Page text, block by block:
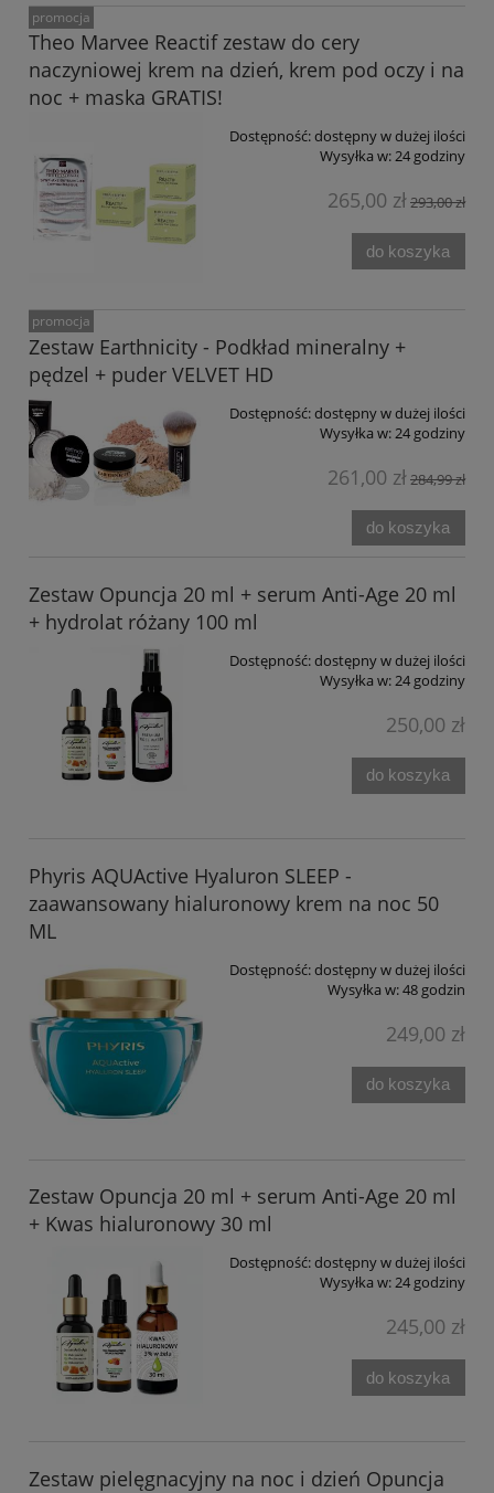
Theo Marvee Reactif zestaw do cery
naczyniowej krem na dzień, krem pod oczy i na
noc + maska GRATIS!
Dostępność:dostępny w dużej ilości
Wysyłka w:24 godziny
265,00 zł293,00 zł
do koszyka
promocja
Zestaw Earthnicity - Podkład mineralny +
pędzel + puder VELVET HD
Dostępność:dostępny w dużej ilości
Wysyłka w:24 godziny
261,00 zł284,99 zł
do koszyka
promocja
Zestaw Opuncja 20 ml + serum Anti-Age 20 ml
+ hydrolat różany 100 ml
Dostępność:dostępny w dużej ilości
Wysyłka w:24 godziny
250,00 zł
do koszyka
Phyris AQUActive Hyaluron SLEEP -
zaawansowany hialuronowy krem na noc 50
ML
Dostępność:dostępny w dużej ilości
Wysyłka w:48 godzin
249,00 zł
do koszyka
Zestaw Opuncja 20 ml + serum Anti-Age 20 ml
+ Kwas hialuronowy 30 ml
Dostępność:dostępny w dużej ilości
Wysyłka w:24 godziny
245,00 zł
do koszyka
Zestaw pielęgnacyjny na noc i dzień Opuncja